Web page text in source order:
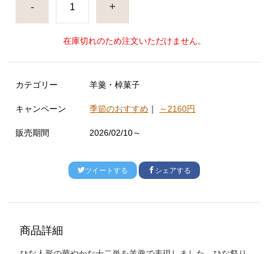
- +
在庫切れのため注文いただけません。
カテゴリー 羊羹・棹菓子
キャンペーン 季節のおすすめ ｜ ～2160円
販売期間 2026/02/10～
ツイートする シェアする
商品詳細